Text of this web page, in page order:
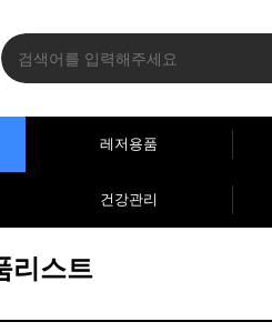
레저용품
건강관리
리스트